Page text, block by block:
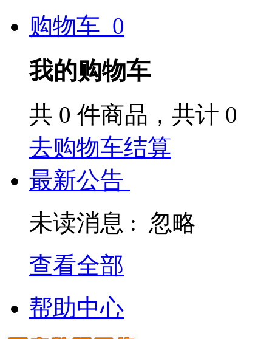
购物车 0
我的购物车
共 0 件商品，共计 0
去购物车结算
最新公告
未读消息 : 忽略
查看全部
帮助中心